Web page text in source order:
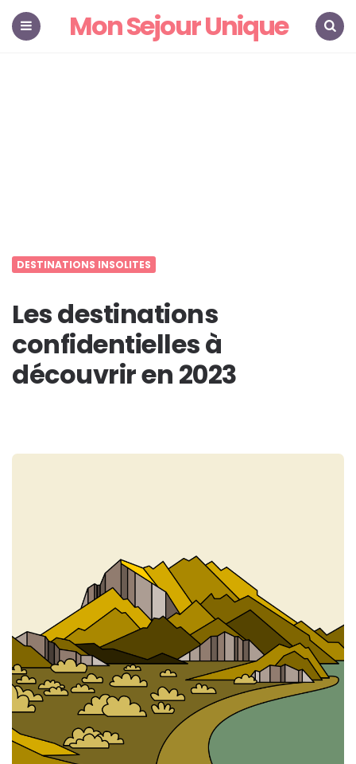
Mon Sejour Unique
DESTINATIONS INSOLITES
Les destinations
confidentielles à
découvrir en 2023